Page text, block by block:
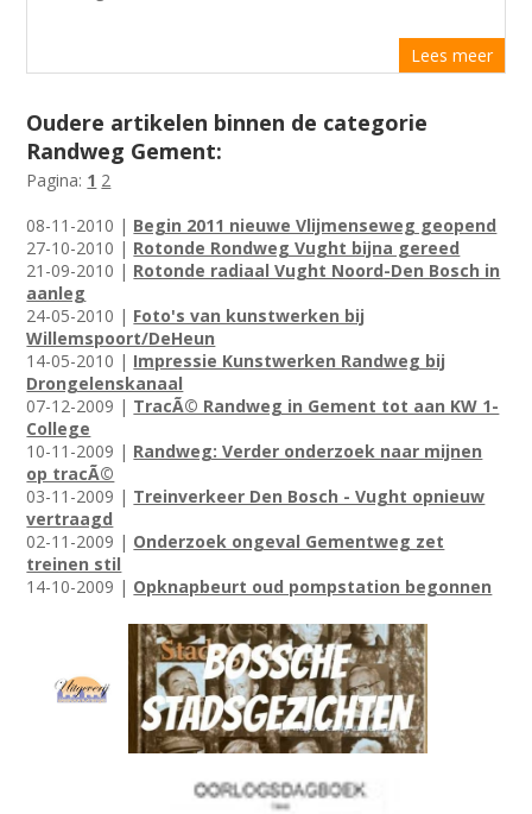
Lees meer
Oudere artikelen binnen de categorie
Randweg Gement:
Pagina: 1 2
08-11-2010 | Begin 2011 nieuwe Vlijmenseweg geopend
27-10-2010 | Rotonde Rondweg Vught bijna gereed
21-09-2010 | Rotonde radiaal Vught Noord-Den Bosch in
aanleg
24-05-2010 | Foto's van kunstwerken bij
Willemspoort/DeHeun
14-05-2010 | Impressie Kunstwerken Randweg bij
Drongelenskanaal
07-12-2009 | TracÃ© Randweg in Gement tot aan KW 1-
College
10-11-2009 | Randweg: Verder onderzoek naar mijnen
op tracÃ©
03-11-2009 | Treinverkeer Den Bosch - Vught opnieuw
vertraagd
02-11-2009 | Onderzoek ongeval Gementweg zet
treinen stil
14-10-2009 | Opknapbeurt oud pompstation begonnen